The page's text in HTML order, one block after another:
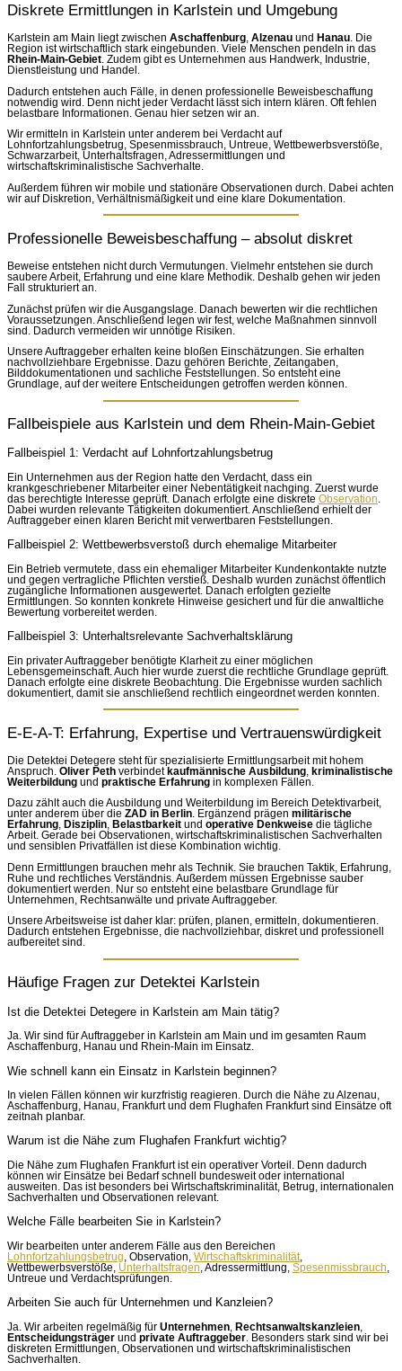
Diskrete Ermittlungen in Karlstein und Umgebung
Karlstein am Main liegt zwischen Aschaffenburg, Alzenau und Hanau. Die
Region ist wirtschaftlich stark eingebunden. Viele Menschen pendeln in das
Rhein-Main-Gebiet. Zudem gibt es Unternehmen aus Handwerk, Industrie,
Dienstleistung und Handel.
Dadurch entstehen auch Fälle, in denen professionelle Beweisbeschaffung
notwendig wird. Denn nicht jeder Verdacht lässt sich intern klären. Oft fehlen
belastbare Informationen. Genau hier setzen wir an.
Wir ermitteln in Karlstein unter anderem bei Verdacht auf
Lohnfortzahlungsbetrug, Spesenmissbrauch, Untreue, Wettbewerbsverstöße,
Schwarzarbeit, Unterhaltsfragen, Adressermittlungen und
wirtschaftskriminalistische Sachverhalte.
Außerdem führen wir mobile und stationäre Observationen durch. Dabei achten
wir auf Diskretion, Verhältnismäßigkeit und eine klare Dokumentation.
Professionelle Beweisbeschaffung – absolut diskret
Beweise entstehen nicht durch Vermutungen. Vielmehr entstehen sie durch
saubere Arbeit, Erfahrung und eine klare Methodik. Deshalb gehen wir jeden
Fall strukturiert an.
Zunächst prüfen wir die Ausgangslage. Danach bewerten wir die rechtlichen
Voraussetzungen. Anschließend legen wir fest, welche Maßnahmen sinnvoll
sind. Dadurch vermeiden wir unnötige Risiken.
Unsere Auftraggeber erhalten keine bloßen Einschätzungen. Sie erhalten
nachvollziehbare Ergebnisse. Dazu gehören Berichte, Zeitangaben,
Bilddokumentationen und sachliche Feststellungen. So entsteht eine
Grundlage, auf der weitere Entscheidungen getroffen werden können.
Fallbeispiele aus Karlstein und dem Rhein-Main-Gebiet
Fallbeispiel 1: Verdacht auf Lohnfortzahlungsbetrug
Ein Unternehmen aus der Region hatte den Verdacht, dass ein
krankgeschriebener Mitarbeiter einer Nebentätigkeit nachging. Zuerst wurde
das berechtigte Interesse geprüft. Danach erfolgte eine diskrete Observation
Dabei wurden relevante Tätigkeiten dokumentiert. Anschließend erhielt der
Auftraggeber einen klaren Bericht mit verwertbaren Feststellungen.
Fallbeispiel 2: Wettbewerbsverstoß durch ehemalige Mitarbeiter
Ein Betrieb vermutete, dass ein ehemaliger Mitarbeiter Kundenkontakte nutzte
und gegen vertragliche Pflichten verstieß. Deshalb wurden zunächst öffentlich
zugängliche Informationen ausgewertet. Danach erfolgten gezielte
Ermittlungen. So konnten konkrete Hinweise gesichert und für die anwaltliche
Bewertung vorbereitet werden.
Fallbeispiel 3: Unterhaltsrelevante Sachverhaltsklärung
Ein privater Auftraggeber benötigte Klarheit zu einer möglichen
Lebensgemeinschaft. Auch hier wurde zuerst die rechtliche Grundlage geprüft.
Danach erfolgte eine diskrete Beobachtung. Die Ergebnisse wurden sachlich
dokumentiert, damit sie anschließend rechtlich eingeordnet werden konnten.
E-E-A-T: Erfahrung, Expertise und Vertrauenswürdigkeit
Die Detektei Detegere steht für spezialisierte Ermittlungsarbeit mit hohem
Anspruch. Oliver Peth verbindet kaufmännische Ausbildung
kriminalistische
Weiterbildung und praktische Erfahrung in komplexen Fällen.
Dazu zählt auch die Ausbildung und Weiterbildung im Bereich Detektivarbeit,
unter anderem über die ZAD in Berlin . Ergänzend prägen militärische
Erfahrung
Disziplin Belastbarkeit und operative Denkweise die tägliche
Arbeit. Gerade bei Observationen, wirtschaftskriminalistischen Sachverhalten
und sensiblen Privatfällen ist diese Kombination wichtig.
Denn Ermittlungen brauchen mehr als Technik. Sie brauchen Taktik, Erfahrung,
Ruhe und rechtliches Verständnis. Außerdem müssen Ergebnisse sauber
dokumentiert werden. Nur so entsteht eine belastbare Grundlage für
Unternehmen, Rechtsanwälte und private Auftraggeber.
Unsere Arbeitsweise ist daher klar: prüfen, planen, ermitteln, dokumentieren.
Dadurch entstehen Ergebnisse, die nachvollziehbar, diskret und professionell
aufbereitet sind.
Häufige Fragen zur Detektei Karlstein
Ist die Detektei Detegere in Karlstein am Main tätig?
Ja. Wir sind für Auftraggeber in Karlstein am Main und im gesamten Raum
Aschaffenburg, Hanau und Rhein-Main im Einsatz.
Wie schnell kann ein Einsatz in Karlstein beginnen?
In vielen Fällen können wir kurzfristig reagieren. Durch die Nähe zu Alzenau,
Aschaffenburg, Hanau, Frankfurt und dem Flughafen Frankfurt sind Einsätze oft
zeitnah planbar.
Warum ist die Nähe zum Flughafen Frankfurt wichtig?
Die Nähe zum Flughafen Frankfurt ist ein operativer Vorteil. Denn dadurch
können wir Einsätze bei Bedarf schnell bundesweit oder international
ausweiten. Das ist besonders bei Wirtschaftskriminalität, Betrug, internationalen
Sachverhalten und Observationen relevant.
Welche Fälle bearbeiten Sie in Karlstein?
Wir bearbeiten unter anderem Fälle aus den Bereichen
Lohnfortzahlungsbetrug , Observation, Wirtschaftskriminalität
Wettbewerbsverstöße, Unterhaltsfragen , Adressermittlung, Spesenmissbrauch
Untreue und Verdachtsprüfungen.
Arbeiten Sie auch für Unternehmen und Kanzleien?
Ja. Wir arbeiten regelmäßig für Unternehmen Rechtsanwaltskanzleien
Entscheidungsträger und private Auftraggeber . Besonders stark sind wir bei
diskreten Ermittlungen, Observationen und wirtschaftskriminalistischen
Sachverhalten.